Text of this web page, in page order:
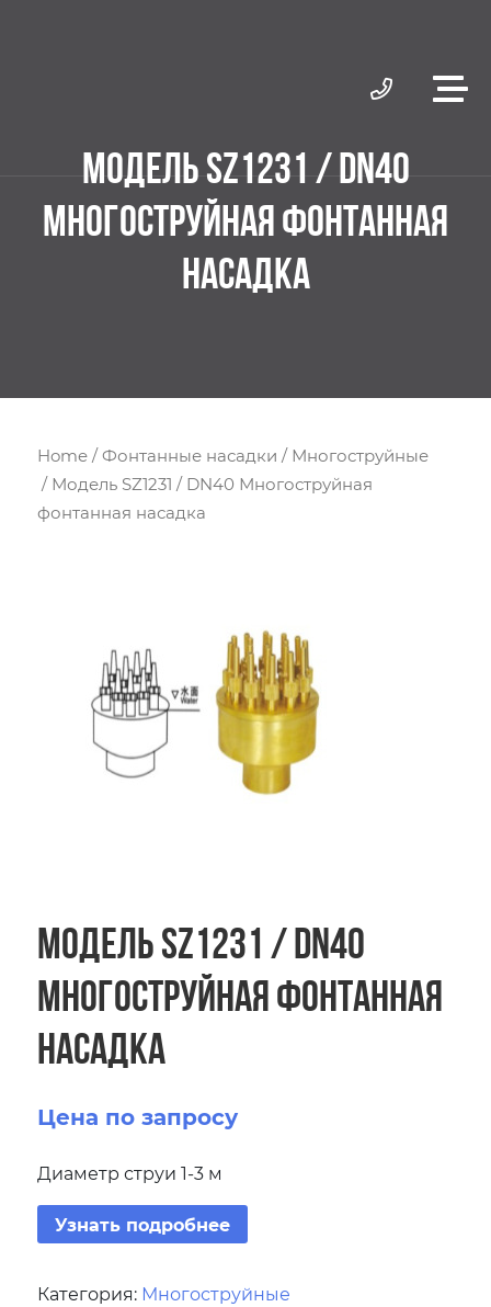
МОДЕЛЬ SZ1231 / DN40
МНОГОСТРУЙНАЯ ФОНТАННАЯ
НАСАДКА
Home /Фонтанные насадки / Многоструйные
/ Модель SZ1231 / DN40 Многоструйная
фонтанная насадка
Модель SZ1231 / DN40
Многоструйная фонтанная
насадка
Цена по запросу
Диаметр струи 1-3 м
Узнать подробнее
Категория: Многоструйные